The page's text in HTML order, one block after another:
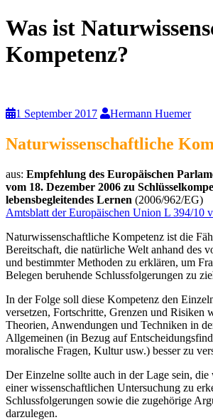
Was ist
Kompetenz?
1 September 2017 Hermann Huemer
Naturwissenschaftliche
aus: Empfehlung des Europäischen
vom 18. Dezember 2006 zu
lebensbegleitendes Lernen (2006/962/EG)
Amtsblatt der Europäischen Union L 394/10
Naturwissenschaftliche Kompetenz ist die
Bereitschaft, die natürliche Welt anhand des
und bestimmter Methoden zu erklären, um
Belegen beruhende Schlussfolgerungen zu
In der Folge soll diese Kompetenz den
versetzen, Fortschritte, Grenzen und Risiken
Theorien, Anwendungen und Techniken in
Allgemeinen (in Bezug auf
moralische Fragen, Kultur usw.) besser zu
Der Einzelne sollte auch in der Lage sein,
einer wissenschaftlichen Untersuchung zu
Schlussfolgerungen sowie die zugehörige
darzulegen.